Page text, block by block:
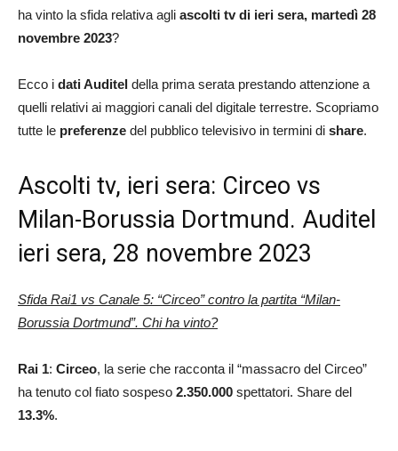
ha vinto la sfida relativa agli ascolti tv di ieri sera, martedì 28
novembre 2023?
Ecco i dati Auditel della prima serata prestando attenzione a
quelli relativi ai maggiori canali del digitale terrestre. Scopriamo
tutte le preferenze del pubblico televisivo in termini di share.
Ascolti tv, ieri sera: Circeo vs
Milan-Borussia Dortmund. Auditel
ieri sera, 28 novembre 2023
Sfida Rai1 vs Canale 5: “Circeo” contro la partita “Milan-
Borussia Dortmund”. Chi ha vinto?
Rai 1: Circeo, la serie che racconta il “massacro del Circeo”
ha tenuto col fiato sospeso 2.350.000 spettatori. Share del
13.3%.